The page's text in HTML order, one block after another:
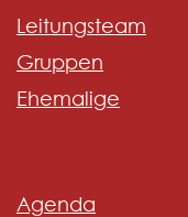
Leitungsteam
Gruppen
Ehemalige
Agenda